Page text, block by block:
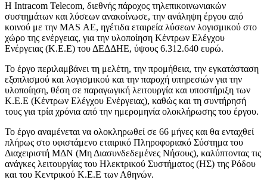
Η Intracom Telecom, διεθνής πάροχος τηλεπικοινωνιακών
συστημάτων και λύσεων ανακοίνωσε, την ανάληψη έργου από
κοινού με την MAS ΑΕ, ηγέτιδα εταιρεία λύσεων λογισμικού στο
χώρο της ενέργειας, για την υλοποίηση Κέντρων Ελέγχου
Ενέργειας (Κ.Ε.Ε) του ΔΕΔΔΗΕ, ύψους 6.312.640 ευρώ.
Το έργο περιλαμβάνει τη μελέτη, την προμήθεια, την εγκατάσταση
εξοπλισμού και λογισμικού και την παροχή υπηρεσιών για την
υλοποίηση, θέση σε παραγωγική λειτουργία και υποστήριξη των
Κ.Ε.Ε (Κέντρων Ελέγχου Ενέργειας), καθώς και τη συντήρησή
τους για τρία χρόνια από την ημερομηνία ολοκλήρωσης του έργου.
Το έργο αναμένεται να ολοκληρωθεί σε 66 μήνες και θα ενταχθεί
πλήρως στο υφιστάμενο εταιρικό Πληροφοριακό Σύστημα του
Διαχειριστή ΜΔΝ (Μη Διασυνδεδεμένες Νήσους), καλύπτοντας τις
ανάγκες λειτουργίας του Ηλεκτρικού Συστήματος (ΗΣ) της Ρόδου
και του Κεντρικού Κ.Ε.Ε των Αθηνών.